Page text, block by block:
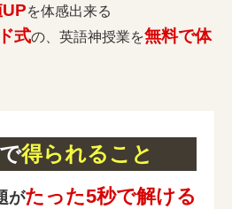
を体感出来る
式の、英語神授業を無料で体
得られること
がたった5秒で解ける